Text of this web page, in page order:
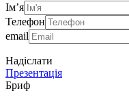
Ім’я
Телефон
email
Надіслати
Презентація
Бриф